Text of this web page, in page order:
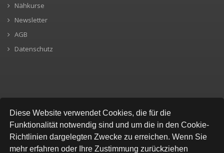
Diese Website verwendet Cookies, die für die
Funktionalität notwendig sind und um die in den Cookie-
Richtlinien dargelegten Zwecke zu erreichen. Wenn Sie
mehr erfahren oder Ihre Zustimmung zurückziehen
Nähkurse
Newsletter
AGB
Datenschutz
SICHERE BEZAHLUNG